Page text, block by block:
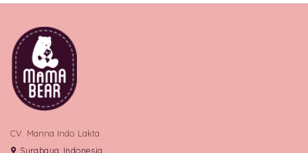
CV. Manna Indo Lakta
Surabaya, Indonesia